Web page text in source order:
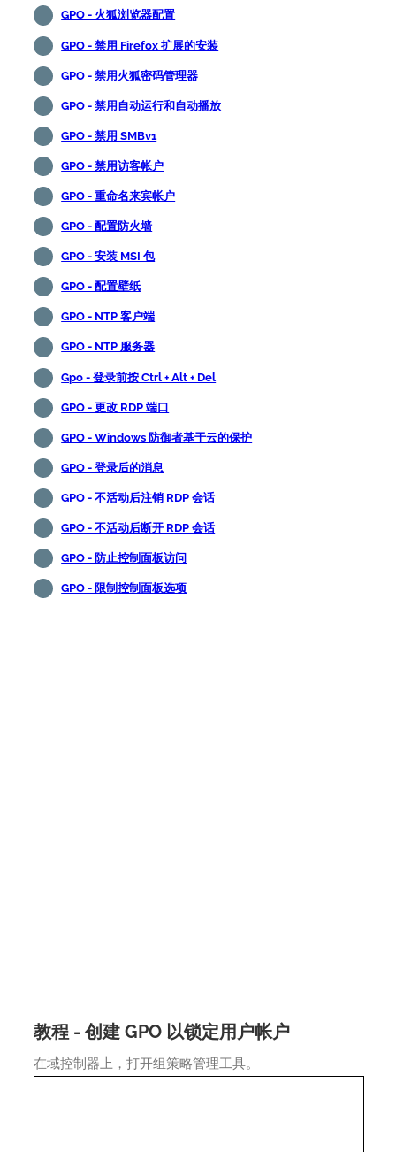
GPO - 火狐浏览器配置
GPO - 禁用 Firefox 扩展的安装
GPO - 禁用火狐密码管理器
GPO - 禁用自动运行和自动播放
GPO - 禁用 SMBv1
GPO - 禁用访客帐户
GPO - 重命名来宾帐户
GPO - 配置防火墙
GPO - 安装 MSI 包
GPO - 配置壁纸
GPO - NTP 客户端
GPO - NTP 服务器
Gpo - 登录前按 Ctrl + Alt + Del
GPO - 更改 RDP 端口
GPO - Windows 防御者基于云的保护
GPO - 登录后的消息
GPO - 不活动后注销 RDP 会话
GPO - 不活动后断开 RDP 会话
GPO - 防止控制面板访问
GPO - 限制控制面板选项
教程 - 创建 GPO 以锁定用户帐户
在域控制器上，打开组策略管理工具。